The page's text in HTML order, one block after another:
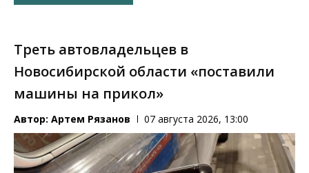
Треть автовладельцев в
Новосибирской области «поставили
машины на прикол»
Автор: Артем Рязанов 07 августа 2026, 13:00